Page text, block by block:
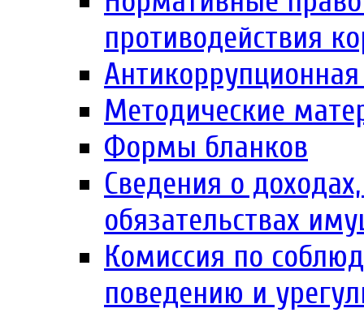
противодействия
Антикоррупционная
Методические
Формы бланков
Сведения о
обязательствах
Комиссия по
поведению и